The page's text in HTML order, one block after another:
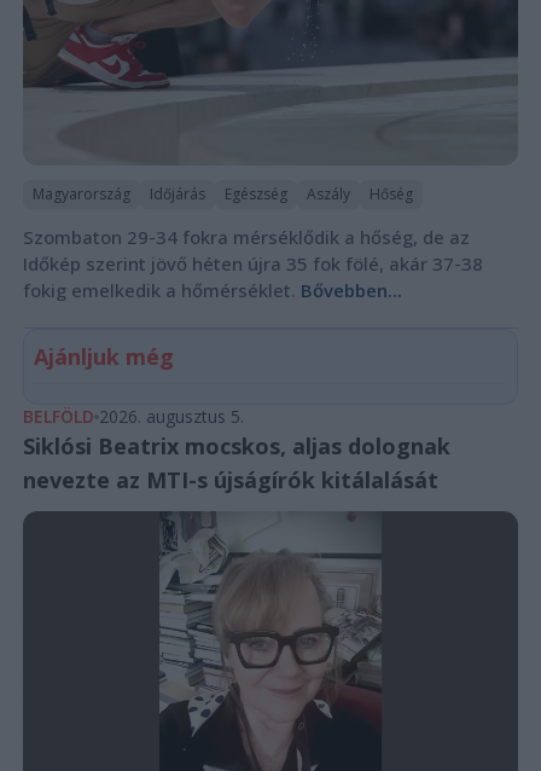
Magyarország Időjárás Egészség Aszály Hőség
Szombaton 29-34 fokra mérséklődik a hőség, de az
Időkép szerint jövő héten újra 35 fok fölé, akár 37-38
fokig emelkedik a hőmérséklet. Bővebben...
Ajánljuk még
BELFÖLD 2026. augusztus 5.
Siklósi Beatrix mocskos, aljas dolognak
nevezte az MTI-s újságírók kitálalását